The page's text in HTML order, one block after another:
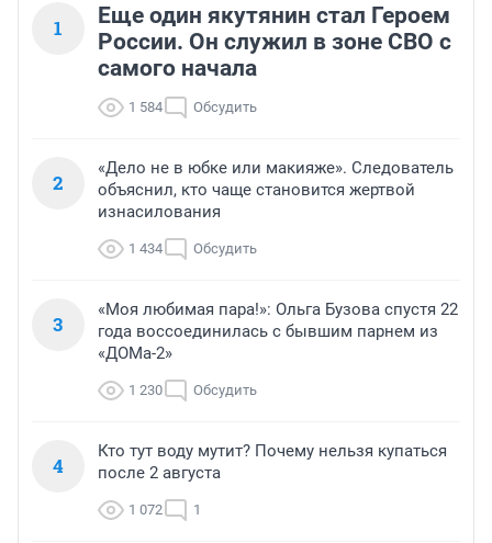
1
Еще один якутянин стал Героем
России. Он служил в зоне СВО с
самого начала
1 584 Обсудить
2
«Дело не в юбке или макияже». Следователь
объяснил, кто чаще становится жертвой
изнасилования
1 434 Обсудить
3
«Моя любимая пара!»: Ольга Бузова спустя 22
года воссоединилась с бывшим парнем из
«ДОМа-2»
1 230 Обсудить
4
Кто тут воду мутит? Почему нельзя купаться
после 2 августа
1 072 1